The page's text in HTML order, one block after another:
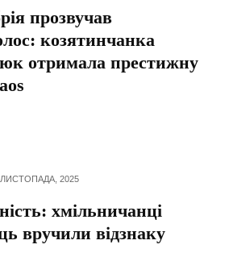
прозвучав
козятинчанка
отримала престижну
ЛИСТОПАДА, 2025
хмільничанці
вручили відзнаку